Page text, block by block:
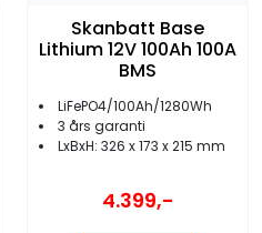
Skanbatt Base
Lithium 12V 100Ah 100A
BMS
LiFePO4/100Ah/1280Wh
3 års garanti
LxBxH: 326 x 173 x 215 mm
4.399,-